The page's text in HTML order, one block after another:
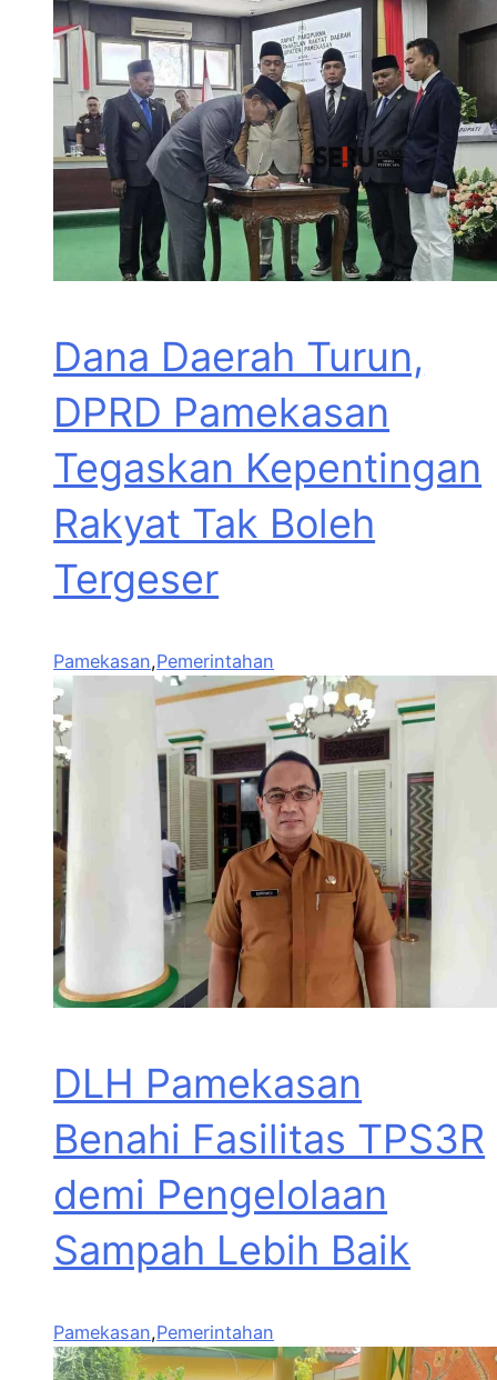
Dana Daerah Turun,
DPRD Pamekasan
Tegaskan Kepentingan
Rakyat Tak Boleh
Tergeser
Pamekasan,Pemerintahan
DLH Pamekasan
Benahi Fasilitas TPS3R
demi Pengelolaan
Sampah Lebih Baik
Pamekasan,Pemerintahan